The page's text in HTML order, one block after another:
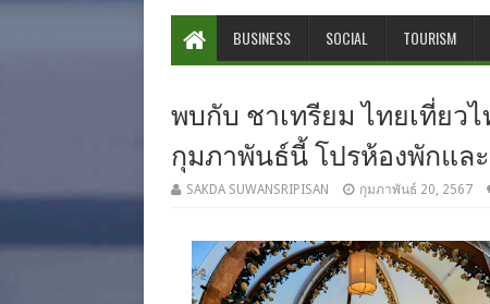
BUSINESS SOCIAL TOURISM
พบกับ ชาเทรียม ไทยเที่ยว
กุมภาพันธ์นี้ โปรห้องพักแล
SAKDA SUWANSRIPISAN กุมภาพันธ์ 20, 2567